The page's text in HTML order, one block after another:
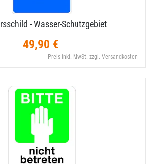
- Wasser-​Schutzgebiet
49,90 €
Preis inkl. MwSt. zzgl. Versandkosten